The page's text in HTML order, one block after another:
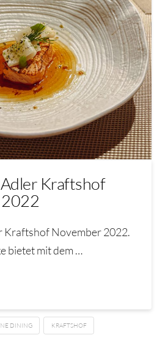
Kraftshof
Kraftshof November 2022.
bietet mit dem …
DINING KRAFTSHOF